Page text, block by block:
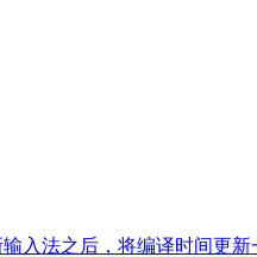
入法之后，将编译时间更新